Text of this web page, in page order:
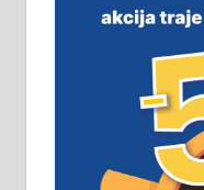
м2 са плацем
виру у
замена. 064/